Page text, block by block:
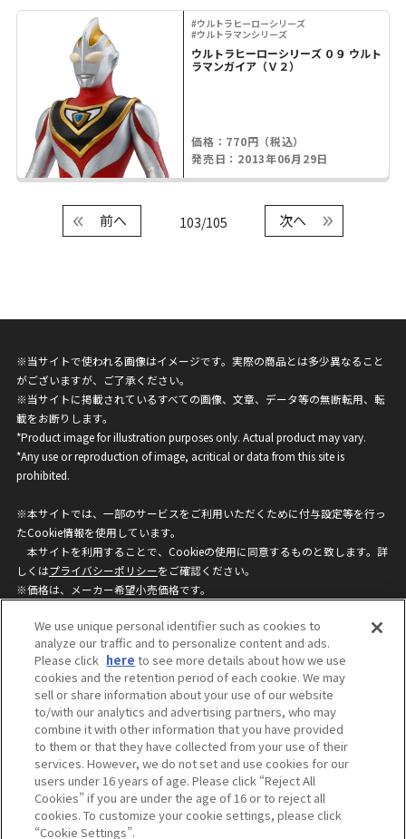
#ウルトラヒーローシリーズ
#ウルトラマンシリーズ
ウルトラヒーローシリーズ ０９ ウルト
ラマンガイア（Ｖ２）
価格：770円（税込）
発売日：2013年06月29日
103/105
前へ 次へ
※当サイトで使われる画像はイメージです。実際の商品とは多少異なること
がございますが、ご了承ください。
※当サイトに掲載されているすべての画像、文章、データ等の無断転用、転
載をお断りします。
*Product image for illustration purposes only. Actual product may vary.
*Any use or reproduction of image, acritical or data from this site is
prohibited.
※本サイトでは、一部のサービスをご利用いただくために付与設定等を行っ
たCookie情報を使用しています。
本サイトを利用することで、Cookieの使用に同意するものと致します。詳
しくはプライバシーポリシーをご確認ください。
※価格は、メーカー希望小売価格です。
ざいますのでご了承ください。
privacypolicy
Do Not Sell or Share My
Personal Information
ウェブサイトご利用条件
ソーシャルメディアポリシー
個人情報保護方針
お問い合わせ
©BANDAI
We use unique personal identifier such as cookies to
analyze our traffic and to personalize content and ads.
Please click here to see more details about how we use
cookies and the retention period of each cookie. We may
sell or share information about your use of our website
to/with our analytics and advertising partners, who may
combine it with other information that you have provided
to them or that they have collected from your use of their
services. However, we do not set and use cookies for our
users under 16 years of age. Please click “Reject All
Cookies” if you are under the age of 16 or to reject all
cookies. To customize your cookie settings, please click
“Cookie Settings”.